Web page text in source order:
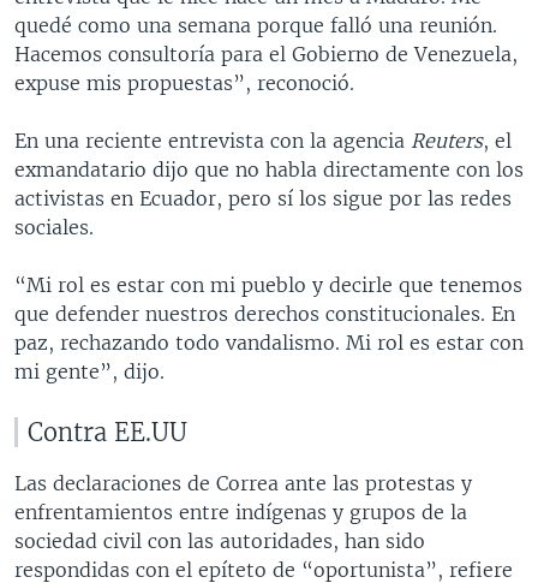
quedé como una semana porque falló una reunión.
Hacemos consultoría para el Gobierno de Venezuela,
expuse mis propuestas”, reconoció.
En una reciente entrevista con la agencia Reuters, el
exmandatario dijo que no habla directamente con los
activistas en Ecuador, pero sí los sigue por las redes
sociales.
“Mi rol es estar con mi pueblo y decirle que tenemos
que defender nuestros derechos constitucionales. En
paz, rechazando todo vandalismo. Mi rol es estar con
mi gente”, dijo.
Contra EE.UU
Las declaraciones de Correa ante las protestas y
enfrentamientos entre indígenas y grupos de la
sociedad civil con las autoridades, han sido
respondidas con el epíteto de “oportunista”, refiere